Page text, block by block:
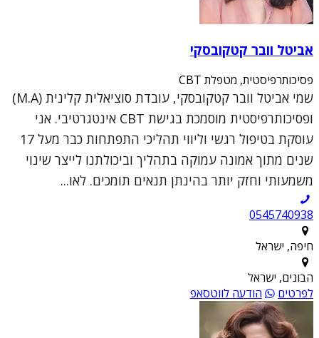
אביטל וובר קטקובסקי
פסיכותרפיסטית, מטפלת CBT
שמי אביטל וובר קטקובסקי, עובדת סוציאלית קלינית (M.A)
ופסיכותרפיסטית מוסמכת בגישת CBT אינטגרטיבי. אני
עוסקת בטיפול רגשי וליווי תהליכי התפתחות כבר מעל 17
שנים מתוך אמונה עמוקה בתהליך וביכולתנו לייצר שינוי
משמעותי וחזק יותר בהינתן תנאים תומכים. לאו...
0545740938
חיפה, ישראל
הבונים, ישראל
לפרטים
הודעה לווטסאפ